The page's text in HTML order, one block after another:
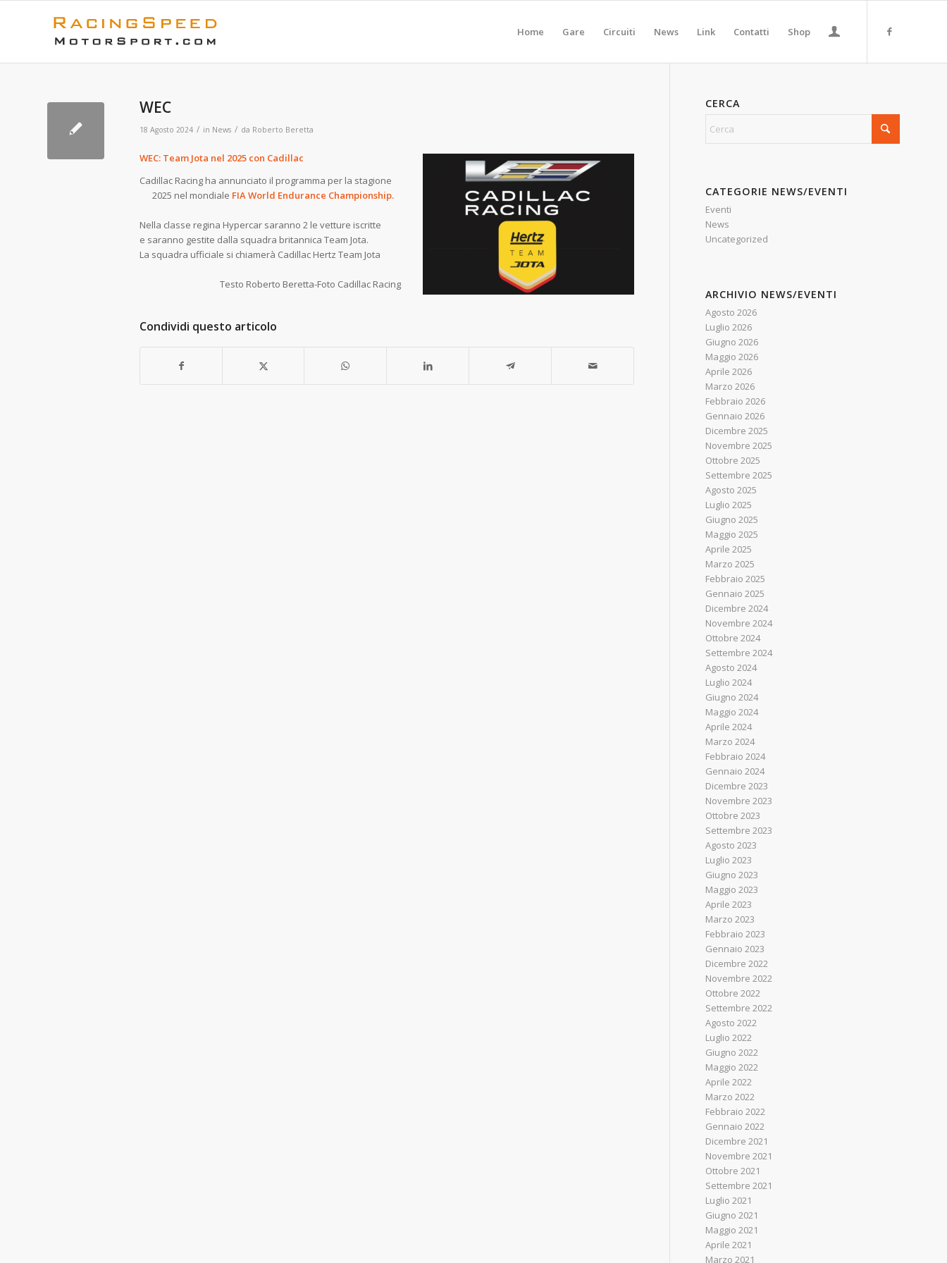
Home Gare Circuiti News Link Contatti Shop
WEC
18 Agosto 2024 / in News / da Roberto Beretta
WEC: Team Jota nel 2025 con Cadillac
Cadillac Racing ha annunciato il programma per la stagione
2025 nel mondiale FIA World Endurance Championship.
Nella classe regina Hypercar saranno 2 le vetture iscritte
e saranno gestite dalla squadra britannica Team Jota.
La squadra ufficiale si chiamerà Cadillac Hertz Team Jota
Testo Roberto Beretta-Foto Cadillac Racing
Condividi questo articolo
CERCA
CATEGORIE NEWS/EVENTI
Eventi
News
Uncategorized
ARCHIVIO NEWS/EVENTI
Agosto 2026
Luglio 2026
Giugno 2026
Maggio 2026
Aprile 2026
Marzo 2026
Febbraio 2026
Gennaio 2026
Dicembre 2025
Novembre 2025
Ottobre 2025
Settembre 2025
Agosto 2025
Luglio 2025
Giugno 2025
Maggio 2025
Aprile 2025
Marzo 2025
Febbraio 2025
Gennaio 2025
Dicembre 2024
Novembre 2024
Ottobre 2024
Settembre 2024
Agosto 2024
Luglio 2024
Giugno 2024
Maggio 2024
Aprile 2024
Marzo 2024
Febbraio 2024
Gennaio 2024
Dicembre 2023
Novembre 2023
Ottobre 2023
Settembre 2023
Agosto 2023
Luglio 2023
Giugno 2023
Maggio 2023
Aprile 2023
Marzo 2023
Febbraio 2023
Gennaio 2023
Dicembre 2022
Novembre 2022
Ottobre 2022
Settembre 2022
Agosto 2022
Luglio 2022
Giugno 2022
Maggio 2022
Aprile 2022
Marzo 2022
Febbraio 2022
Gennaio 2022
Dicembre 2021
Novembre 2021
Ottobre 2021
Settembre 2021
Luglio 2021
Giugno 2021
Maggio 2021
Aprile 2021
Marzo 2021